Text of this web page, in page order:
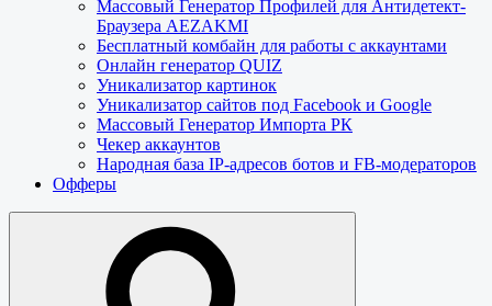
Массовый Генератор Профилей для Антидетект-
Браузера AEZAKMI
Бесплатный комбайн для работы с аккаунтами
Онлайн генератор QUIZ
Уникализатор картинок
Уникализатор сайтов под Facebook и Google
Массовый Генератор Импорта РК
Чекер аккаунтов
Народная база IP-адресов ботов и FB-модераторов
Офферы